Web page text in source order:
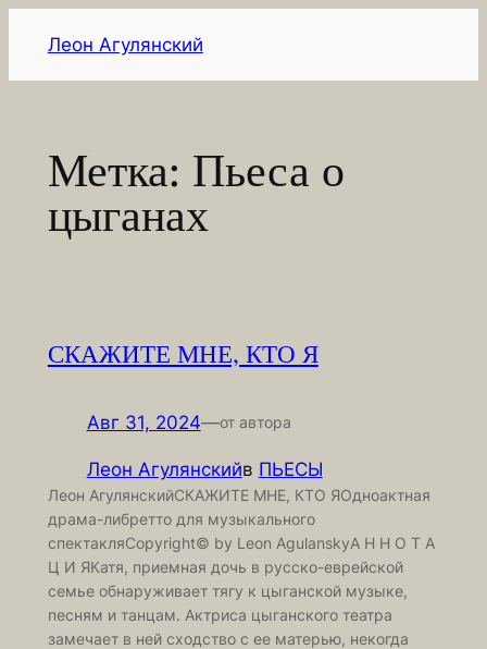
содержимому
Леон Агулянский
Метка: Пьеса о
цыганах
СКАЖИТЕ МНЕ, КТО Я
Авг 31, 2024—от автора
Леон Агулянскийв ПЬЕСЫ
Леон АгулянскийСКАЖИТЕ МНЕ, КТО ЯОдноактная
драма-либретто для музыкального
спектакляCopyright© by Leon AgulanskyА Н Н О Т А
Ц И ЯКатя, приемная дочь в русско-еврейской
семье обнаруживает тягу к цыганской музыке,
песням и танцам. Актриса цыганского театра
замечает в ней сходство с ее матерью, некогда